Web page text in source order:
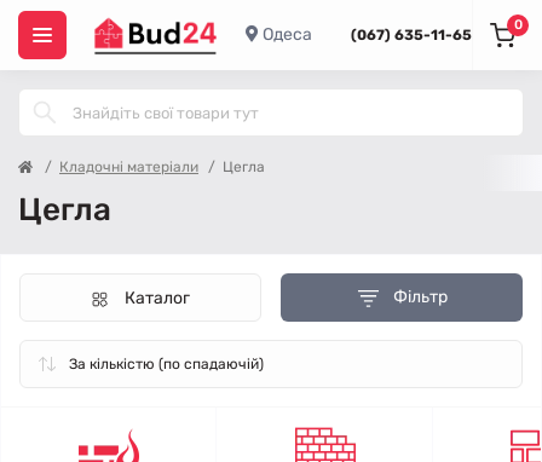
Одеса (067) 635-11-65
0
Кладочні матеріали Цегла
Цегла
Фільтр
Каталог